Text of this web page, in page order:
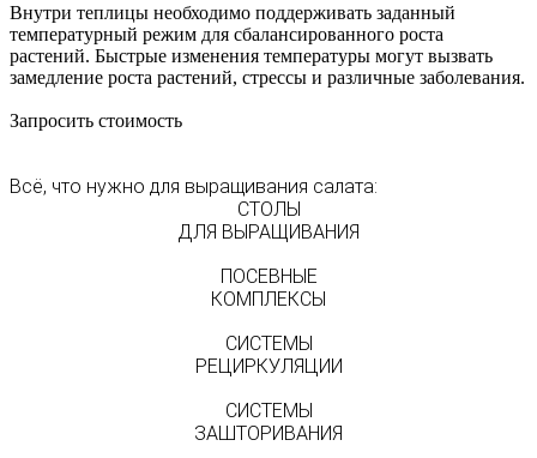
Внутри теплицы необходимо поддерживать заданный
температурный режим для сбалансированного роста
растений. Быстрые изменения температуры могут вызвать
замедление роста растений, стрессы и различные заболевания.
Запросить стоимость
Всё, что нужно для выращивания салата:
СТОЛЫ
ДЛЯ ВЫРАЩИВАНИЯ
ПОСЕВНЫЕ
КОМПЛЕКСЫ
СИСТЕМЫ
РЕЦИРКУЛЯЦИИ
СИСТЕМЫ
ЗАШТОРИВАНИЯ